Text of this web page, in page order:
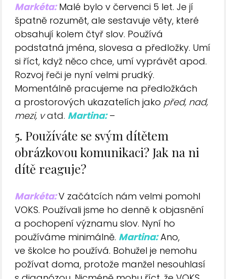
Markéta:Malé bylo v červenci 5 let. Je jí
špatně rozumět, ale sestavuje věty, které
obsahují kolem čtyř slov. Používá
podstatná jména, slovesa a předložky. Umí
si říct, když něco chce, umí vyprávět apod.
Rozvoj řeči je nyní velmi prudký.
Momentálně pracujeme na předložkách
a prostorových ukazatelích jako před, nad,
mezi, vatd. Martina:–
5. Používáte se svým dítětem
obrázkovou komunikaci? Jak na ni
dítě reaguje?
Markéta:V začátcích nám velmi pomohl
VOKS. Používali jsme ho denně k objasnění
a pochopení významu slov. Nyní ho
používáme minimálně. Martina:Ano,
ve školce ho používá. Bohužel je nemohu
požívat doma, protože manžel nesouhlasí